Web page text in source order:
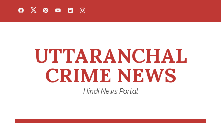
UTTARANCHAL
CRIME NEWS
Hindi News Portal